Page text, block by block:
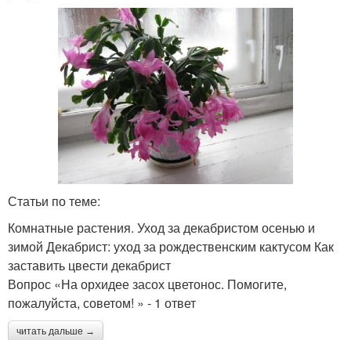
Статьи по теме:
Комнатные растения. Уход за декабристом осенью и
зимой Декабрист: уход за рождественским кактусом Как
заставить цвести декабрист
Вопрос «На орхидее засох цветонос. Помогите,
пожалуйста, советом! » - 1 ответ
читать дальше →